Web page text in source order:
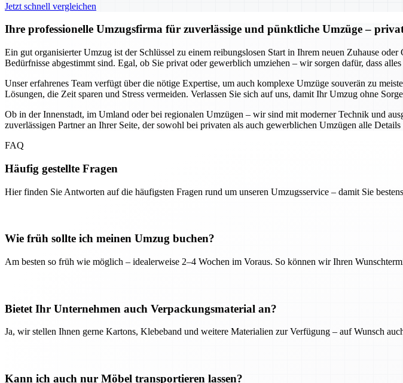
Jetzt schnell vergleichen
Ihre professionelle Umzugsfirma für zuverlässige und pünktliche Umzüge –
Ein gut organisierter Umzug ist der Schlüssel zu einem reibungslosen Start in Ihrem neuen Zuhause
Bedürfnisse abgestimmt sind. Egal, ob Sie privat oder gewerblich umziehen – wir sorgen dafür, dass
Unser erfahrenes Team verfügt über die nötige Expertise, um auch komplexe Umzüge souverän zu
Lösungen, die Zeit sparen und Stress vermeiden. Verlassen Sie sich auf uns, damit Ihr Umzug ohne
Ob in der Innenstadt, im Umland oder bei regionalen Umzügen – wir sind mit moderner Technik und
zuverlässigen Partner an Ihrer Seite, der sowohl bei privaten als auch gewerblichen Umzügen alle
FAQ
Häufig gestellte Fragen
Hier finden Sie Antworten auf die häufigsten Fragen rund um unseren Umzugsservice – damit Sie
Wie früh sollte ich meinen Umzug buchen?
Am besten so früh wie möglich – idealerweise 2–4 Wochen im Voraus. So können wir Ihren
Bietet Ihr Unternehmen auch Verpackungsmaterial an?
Ja, wir stellen Ihnen gerne Kartons, Klebeband und weitere Materialien zur Verfügung – auf Wunsch
Kann ich auch nur Möbel transportieren lassen?